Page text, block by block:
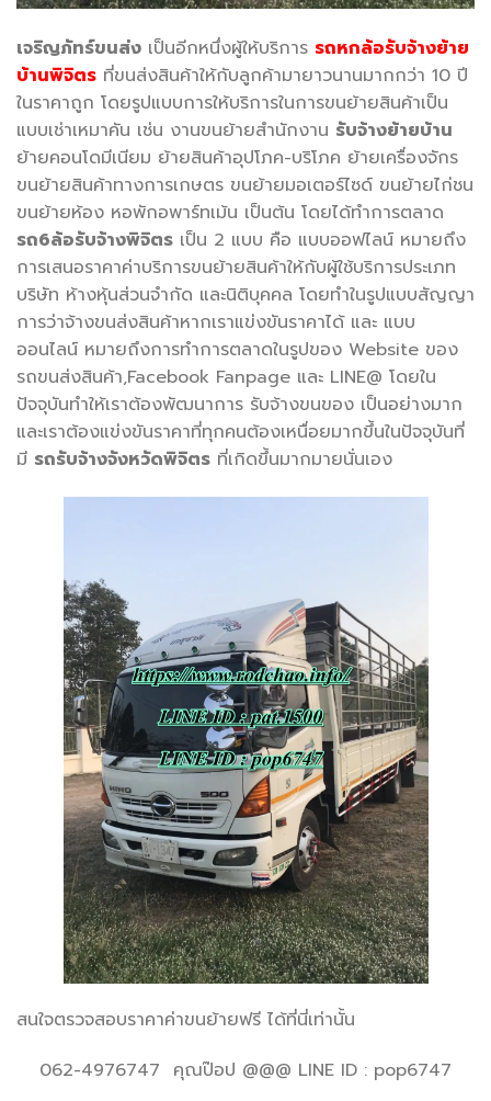
เจริญภัทร์ขนส่ง เป็นอีกหนึ่งผู้ให้บริการ รถหกล้อรับจ้างย้าย
บ้านพิจิตร ที่ขนส่งสินค้าให้กับลูกค้ามายาวนานมากกว่า 10 ปี
ในราคาถูก โดยรูปแบบการให้บริการในการขนย้ายสินค้าเป็น
แบบเช่าเหมาคัน เช่น งานขนย้ายสำนักงาน รับจ้างย้ายบ้าน
ย้ายคอนโดมีเนียม ย้ายสินค้าอุปโภค-บริโภค ย้ายเครื่องจักร
ขนย้ายสินค้าทางการเกษตร ขนย้ายมอเตอร์ไซด์ ขนย้ายไก่ชน
ขนย้ายห้อง หอพักอพาร์ทเม้น เป็นต้น โดยได้ทำการตลาด
รถ6ล้อรับจ้างพิจิตร เป็น 2 แบบ คือ แบบออฟไลน์ หมายถึง
การเสนอราคาค่าบริการขนย้ายสินค้าให้กับผู้ใช้บริการประเภท
บริษัท ห้างหุ้นส่วนจำกัด และนิติบุคคล โดยทำในรูปแบบสัญญา
การว่าจ้างขนส่งสินค้าหากเราแข่งขันราคาได้ และ แบบ
ออนไลน์ หมายถึงการทำการตลาดในรูปของ Website ของ
รถขนส่งสินค้า,Facebook Fanpage และ LINE@ โดยใน
ปัจจุบันทำให้เราต้องพัฒนาการ รับจ้างขนของ เป็นอย่างมาก
และเราต้องแข่งขันราคาที่ทุกคนต้องเหนื่อยมากขึ้นในปัจจุบันที่
มี รถรับจ้างจังหวัดพิจิตร ที่เกิดขึ้นมากมายนั่นเอง
สนใจตรวจสอบราคาค่าขนย้ายฟรี ได้ที่นี่เท่านั้น
062-4976747 คุณป๊อป @@@ LINE ID : pop6747